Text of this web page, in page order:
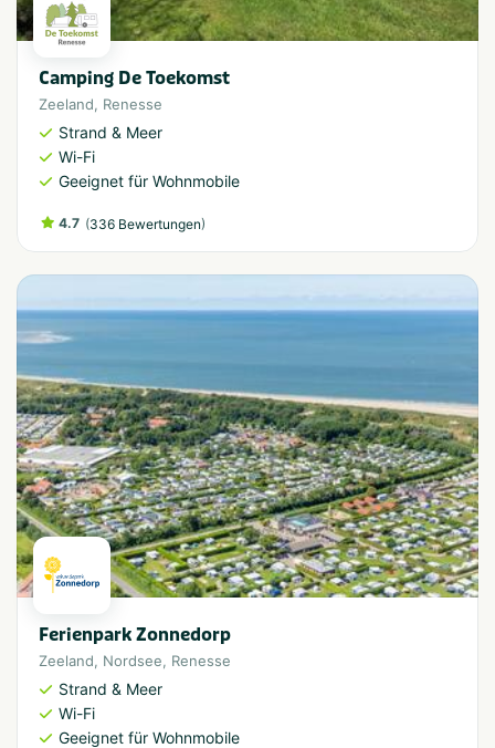
Camping De Toekomst
Zeeland, Renesse
Strand & Meer
Wi-Fi
Geeignet für Wohnmobile
4.7 (336 Bewertungen)
Ferienpark Zonnedorp
Zeeland, Nordsee, Renesse
Strand & Meer
Wi-Fi
Geeignet für Wohnmobile